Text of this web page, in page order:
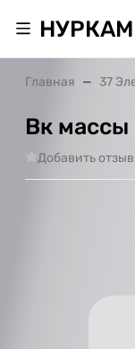
НУРКАМ
Главная 37
Вк
Добавить отзыв